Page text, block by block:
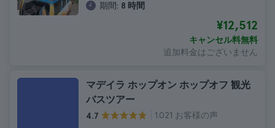
期間: 8 時間
¥12,512
キャンセル料無料
追加料金はございません
マデイラ ホップオン ホップオフ 観光
バスツアー
4.7 1.021 お客様の声